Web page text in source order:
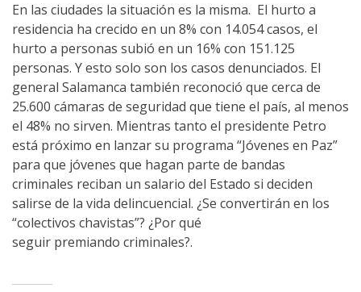
En las ciudades la situación es la misma. El hurto a
residencia ha crecido en un 8% con 14.054 casos, el
hurto a personas subió en un 16% con 151.125
personas. Y esto solo son los casos denunciados. El
general Salamanca también reconoció que cerca de
25.600 cámaras de seguridad que tiene el país, al menos
el 48% no sirven. Mientras tanto el presidente Petro
está próximo en lanzar su programa “Jóvenes en Paz”
para que jóvenes que hagan parte de bandas
criminales reciban un salario del Estado si deciden
salirse de la vida delincuencial. ¿Se convertirán en los
“colectivos chavistas”? ¿Por qué
seguir premiando criminales?.